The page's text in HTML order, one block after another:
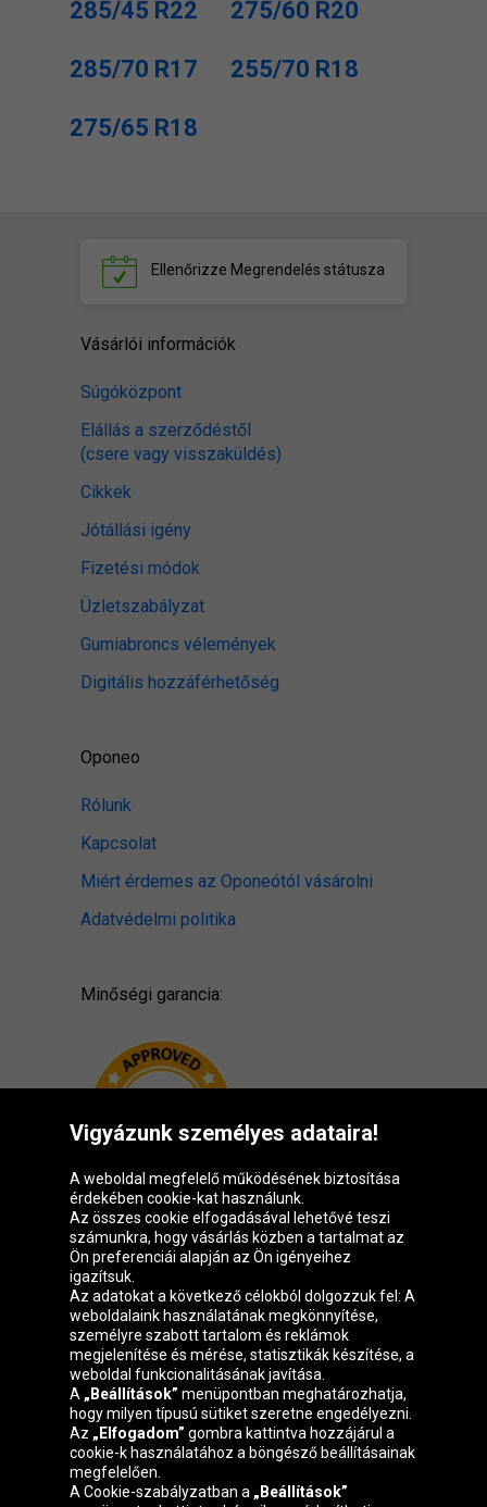
285/45 R22 275/60 R20
285/70 R17 255/70 R18
275/65 R18
Ellenőrizze Megrendelés státusza
Vásárlói információk
Súgóközpont
Elállás a szerződéstől
(csere vagy visszaküldés)
Cikkek
Jótállási igény
Fizetési módok
Üzletszabályzat
Gumiabroncs vélemények
Digitális hozzáférhetőség
Oponeo
Rólunk
Kapcsolat
Miért érdemes az Oponeótól vásárolni
Adatvédelmi politika
Minőségi garancia:
Oponeo csoport
Belgique
Česká
republika
Deutschland
España
Vigyázunk személyes adataira!
A weboldal megfelelő működésének biztosítása
érdekében cookie-kat használunk.
Az összes cookie elfogadásával lehetővé teszi
számunkra, hogy vásárlás közben a tartalmat az
Ön preferenciái alapján az Ön igényeihez
igazítsuk.
Az adatokat a következő célokból dolgozzuk fel: A
weboldalaink használatának megkönnyítése,
személyre szabott tartalom és reklámok
megjelenítése és mérése, statisztikák készítése, a
weboldal funkcionalitásának javítása.
A „Beállítások” menüpontban meghatározhatja,
hogy milyen típusú sütiket szeretne engedélyezni.
Az „Elfogadom” gombra kattintva hozzájárul a
cookie-k használatához a böngésző beállításainak
megfelelően.
A Cookie-szabályzatban a „Beállítások”